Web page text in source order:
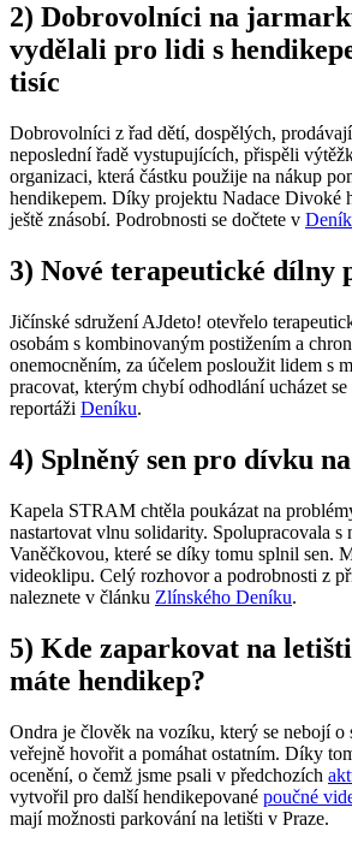
2) Dobrovolníci na
vydělali pro lidi s
tisíc
Dobrovolníci z řad dětí, dospělých,
neposlední řadě vystupujících, přispěli
organizaci, která částku použije na nákup
hendikepem. D​íky projektu Nadace Divoké
ještě znásobí. Podrobnosti se dočtete v
3) Nové terapeutické dílny
Jičínské sdružení AJdeto! otevřelo
osobám s kombinovaným postižením a
onemocněním, za účelem posloužit lidem s
pracovat, kterým chybí odhodlání ucházet
reportáži Deníku.
4) Splněný sen pro dívku
Kapela STRAM chtěla poukázat na
nastartovat vlnu solidarity. Spolupracovala s
Vaněčkovou, které se díky tomu splnil sen.
videoklipu. Celý rozhovor a podrobnosti z
naleznete v článku Zlínského Deníku.
5) Kde zaparkovat na
máte hendikep?
Ondra je člověk na vozíku, který se nebojí o
veřejně hovořit a pomáhat ostatním. Díky
ocenění, o čemž jsme psali v předchozích
vytvořil pro další hendikepované poučné
mají možnosti parkování na letišti v Praze.